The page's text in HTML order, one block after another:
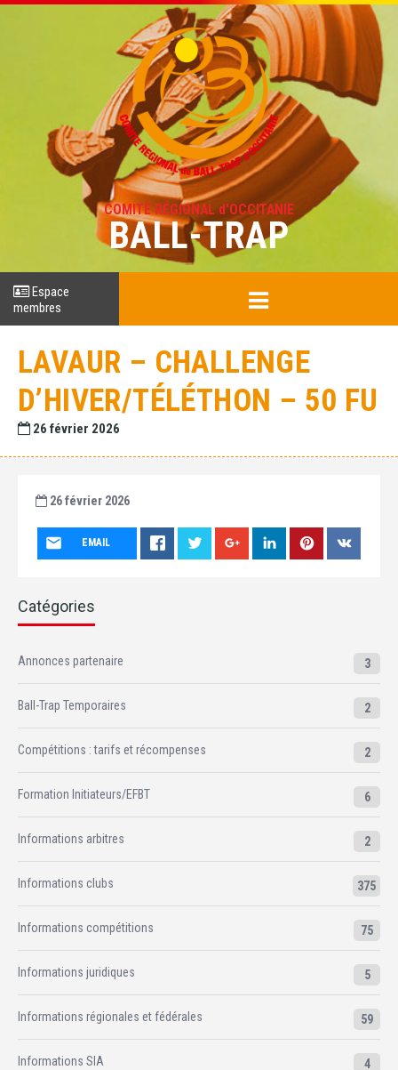
COMITÉ RÉGIONAL d'OCCITANIE
BALL-TRAP
Espace
membres
LAVAUR – CHALLENGE
D’HIVER/TÉLÉTHON – 50 FU
26 février 2026
26 février 2026
EMAIL
Catégories
Annonces partenaire 3
Ball-Trap Temporaires 2
Compétitions : tarifs et récompenses 2
Formation Initiateurs/EFBT 6
Informations arbitres 2
Informations clubs 375
Informations compétitions 75
Informations juridiques 5
Informations régionales et fédérales 59
Informations SIA 4